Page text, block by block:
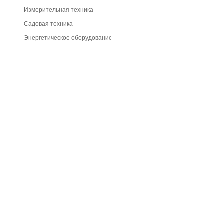
Измерительная техника
Садовая техника
Энергетическое оборудование